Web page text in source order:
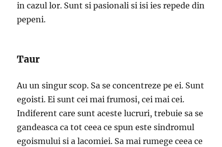
in cazul lor. Sunt si pasionali si isi ies repede din
pepeni.
Taur
Au un singur scop. Sa se concentreze pe ei. Sunt
egoisti. Ei sunt cei mai frumosi, cei mai cei.
Indiferent care sunt aceste lucruri, trebuie sa se
gandeasca ca tot ceea ce spun este sindromul
egoismului si a lacomiei. Sa mai rumege ceea ce